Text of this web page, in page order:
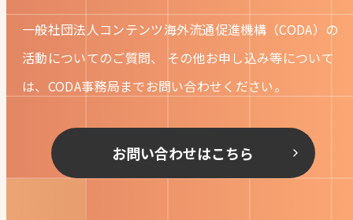
一般社団法人コンテンツ海外流通促進機構（CODA）の
活動についてのご質問、
その他お申し込み等について
は、CODA事務局までお問い合わせください。
お問い合わせはこちら